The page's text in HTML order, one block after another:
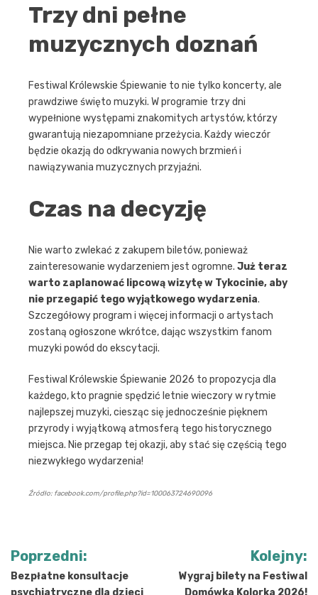
Trzy dni pełne
muzycznych doznań
Festiwal Królewskie Śpiewanie to nie tylko koncerty, ale
prawdziwe święto muzyki. W programie trzy dni
wypełnione występami znakomitych artystów, którzy
gwarantują niezapomniane przeżycia. Każdy wieczór
będzie okazją do odkrywania nowych brzmień i
nawiązywania muzycznych przyjaźni.
Czas na decyzję
Nie warto zwlekać z zakupem biletów, ponieważ
zainteresowanie wydarzeniem jest ogromne. Już teraz
warto zaplanować lipcową wizytę w Tykocinie, aby
nie przegapić tego wyjątkowego wydarzenia.
Szczegółowy program i więcej informacji o artystach
zostaną ogłoszone wkrótce, dając wszystkim fanom
muzyki powód do ekscytacji.
Festiwal Królewskie Śpiewanie 2026 to propozycja dla
każdego, kto pragnie spędzić letnie wieczory w rytmie
najlepszej muzyki, ciesząc się jednocześnie pięknem
przyrody i wyjątkową atmosferą tego historycznego
miejsca. Nie przegap tej okazji, aby stać się częścią tego
niezwykłego wydarzenia!
Źródło: facebook.com/profile.php?id=100063724690096
Nawigacja
wpisu
Poprzedni:
Bezpłatne konsultacje
Kolejny:
Wygraj bilety na Festiwal